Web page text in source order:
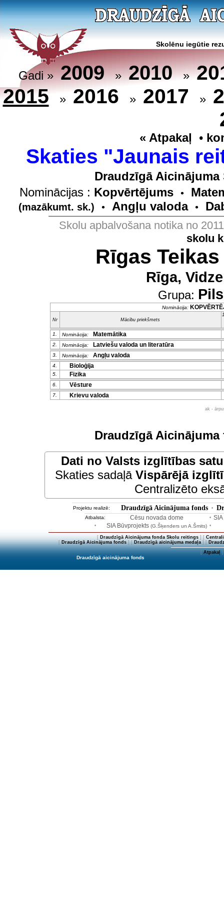
Skolēnu iegūtie
Gadi »2009»2010»
2015 » 2016 » 2017 »
« Atpakaļ •
Skaties "Jaunais
Draudzīgā
Nominācijas : Kopvērtējums •
(mazākumt. sk.) • Angļu valoda •
Skolu apbalvošana notika no
skolu
Rīgas
Rīga,
Grupa:
Nominācija:
Nr Mācību priekšmets
1. Nominācija: Matemātika
2. Nominācija: Latviešu valoda un literatūra
3. Nominācija: Angļu valoda
4. Bioloģija
5. Fizika
6. Vēsture
7. Krievu valoda
ak -
Draudzīgā
Dati no Valsts izglītības
Skaties sadaļā Vispārējā
Centralizēto
Projektu realizē: Draudzīgā Aicinājuma fonds •
Atbalsta: Cēsu novada dome •
• SIA Būvprojekts (G.Šķenders un A.Šmits) •
[ Draudzīgā Aicinājuma fonda Skolu reitings] [
[Draudzīgā Aicinājuma fonds] [Draudzīgā aicinājuma medaļa] [
[Atpakaļ]
Draudzīgā aicinājuma fonds